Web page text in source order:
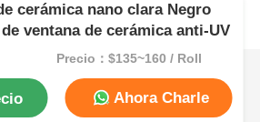
cerámica nano clara Negro
ventana de cerámica anti-UV
Precio：$135~160 / Roll
Ahora Charle